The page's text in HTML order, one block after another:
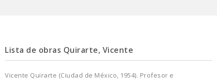
Lista de obras Quirarte, Vicente
Vicente Quirarte (Ciudad de México, 1954). Profesor e